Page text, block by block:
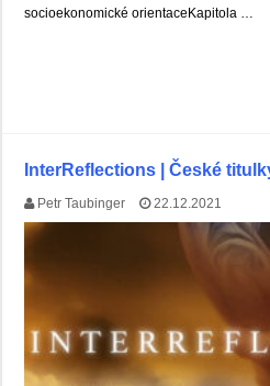
socioekonomické orientaceKapitola …
InterReflections | České
Petr Taubinger 22.12.2021